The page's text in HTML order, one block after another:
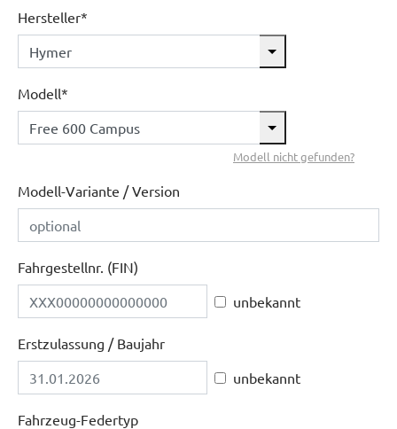
Hersteller*
Modell*
Modell nicht gefunden?
Modell-Variante / Version
Fahrgestellnr. (FIN)
unbekannt
Erstzulassung / Baujahr
unbekannt
Fahrzeug-Federtyp